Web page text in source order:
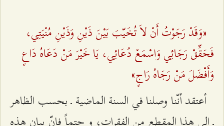
«وَقَدْ رَجَوْتُ أَنْ لاَ تُخَيّبَ بَيْنَ ذَيْنِ وَذَيْنِ مُنْيَتِي،
فَحَقِّقْ رَجَائِي وَاسْمَعْ دُعَائِي‌، يَا خَيْرَ مَنْ دَعَاهُ دَاعٍ
وَأَفْضَلَ مَنْ رَجَاهُ رَاجٍ‌»
أعتقد أنّنا وصلنا في السنة الماضية ـ بحسب الظاهر
ـ إلى هذا المقطع من الفقرات، و حتماً فإنّ بيان هذه